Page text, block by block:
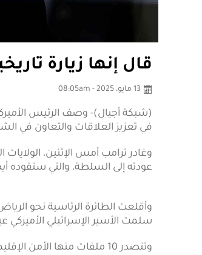
قال إنها زيارة
13 مايو، 2025 - 08:05am
(شبكة أجيال)- وصف الرئيس
في تعزيز العلاقات والتعاون في
وغادر ترامب أمس الإثنين،
عودته إلى السلطة، والتي ستقوده
وأقلعت الطائرة الرئاسية نحو
سلمت الأسير الإسرائيلي الأميركي
وتتصدر 10 ملفات منها